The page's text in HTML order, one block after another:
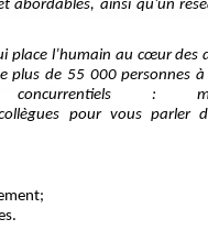
ainsi qu’un
l’humain au cœur des
de 55 000 personnes
:
pour vous parler